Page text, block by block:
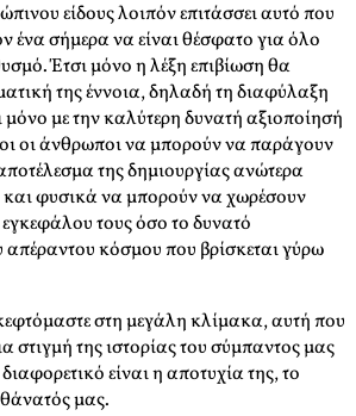
είδους λοιπόν επιτάσσει αυτό που
ένα σήμερα να είναι θέσφατο για όλο
Έτσι μόνο η λέξη επιβίωση θα
της έννοια, δηλαδή τη διαφύλαξη
μόνο με την καλύτερη δυνατή αξιοποίησή
οι άνθρωποι να μπορούν να παράγουν
της δημιουργίας ανώτερα
φυσικά να μπορούν να χωρέσουν
τους όσο το δυνατό
απέραντου κόσμου που βρίσκεται γύρω
στη μεγάλη κλίμακα, αυτή που
στιγμή της ιστορίας του σύμπαντος μας
είναι η αποτυχία της, το
μας.